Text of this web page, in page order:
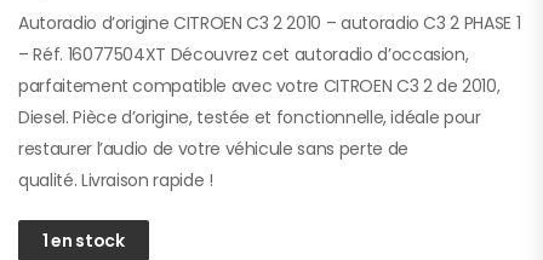
Autoradio d’origine CITROEN C3 2 2010 – autoradio C3 2 PHASE 1
– Réf. 16077504XT Découvrez cet autoradio d’occasion,
parfaitement compatible avec votre CITROEN C3 2 de 2010,
Diesel. Pièce d’origine, testée et fonctionnelle, idéale pour
restaurer l’audio de votre véhicule sans perte de
qualité. Livraison rapide !
1 en stock